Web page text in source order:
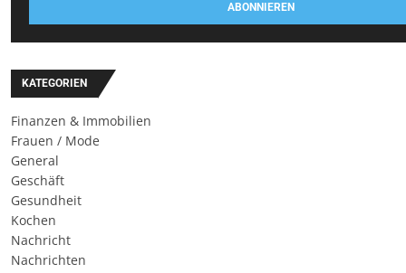
ABONNIEREN
KATEGORIEN
Finanzen & Immobilien
Frauen / Mode
General
Geschäft
Gesundheit
Kochen
Nachricht
Nachrichten